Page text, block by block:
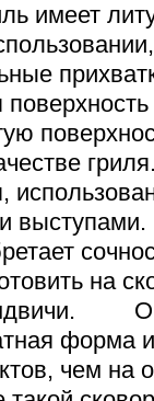
на
форма
чем на